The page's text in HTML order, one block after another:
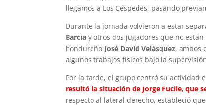
llegamos a Los Céspedes, pasando
Durante la jornada volvieron a estar
Barcia y otros dos jugadores que no
hondureño José David Velásquez, ambos
algunos trabajos físicos bajo la
Por la tarde, el grupo centró su actividad
resultó la situación de Jorge Fucile, que
respecto al lateral derecho, estableció que